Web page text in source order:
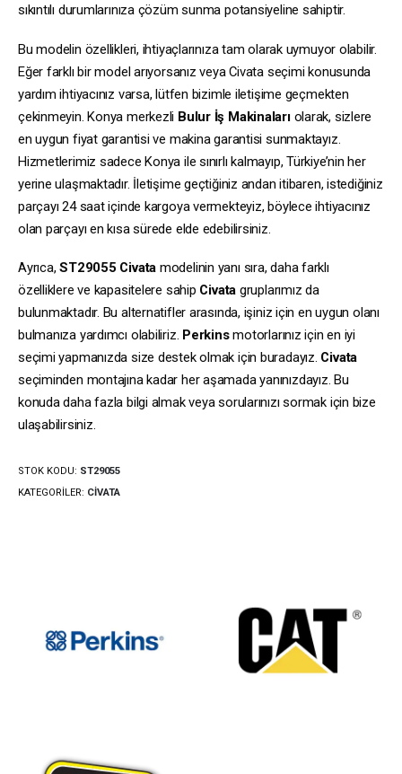
sıkıntılı durumlarınıza çözüm sunma potansiyeline sahiptir.
Bu modelin özellikleri, ihtiyaçlarınıza tam olarak uymuyor olabilir.
Eğer farklı bir model arıyorsanız veya Civata seçimi konusunda
yardım ihtiyacınız varsa, lütfen bizimle iletişime geçmekten
çekinmeyin. Konya merkezli Bulur İş Makinalarıolarak, sizlere
en uygun fiyat garantisi ve makina garantisi sunmaktayız.
Hizmetlerimiz sadece Konya ile sınırlı kalmayıp, Türkiye’nin her
yerine ulaşmaktadır. İletişime geçtiğiniz andan itibaren, istediğiniz
parçayı 24 saat içinde kargoya vermekteyiz, böylece ihtiyacınız
olan parçayı en kısa sürede elde edebilirsiniz.
Ayrıca,ST29055 Civata modelinin yanı sıra, daha farklı
özelliklere ve kapasitelere sahip Civata gruplarımız da
bulunmaktadır. Bu alternatifler arasında, işiniz için en uygun olanı
bulmanıza yardımcı olabiliriz. Perkinsmotorlarınız için en iyi
seçimi yapmanızda size destek olmak için buradayız. Civata
seçiminden montajına kadar her aşamada yanınızdayız. Bu
konuda daha fazla bilgi almak veya sorularınızı sormak için bize
ulaşabilirsiniz.
STOK KODU: ST29055
KATEGORILER: CIVATA